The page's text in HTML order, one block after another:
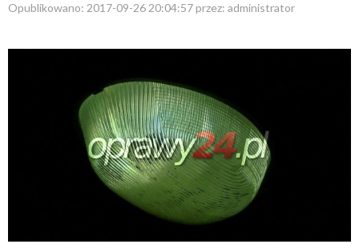
Opublikowano: 2017-09-26 20:04:57przez: administrator